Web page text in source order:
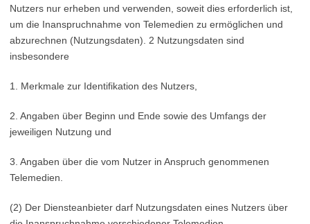
Nutzers nur erheben und verwenden, soweit dies erforderlich ist,
um die Inanspruchnahme von Telemedien zu ermöglichen und
abzurechnen (Nutzungsdaten). 2 Nutzungsdaten sind
insbesondere
1. Merkmale zur Identifikation des Nutzers,
2. Angaben über Beginn und Ende sowie des Umfangs der
jeweiligen Nutzung und
3. Angaben über die vom Nutzer in Anspruch genommenen
Telemedien.
(2) Der Diensteanbieter darf Nutzungsdaten eines Nutzers über